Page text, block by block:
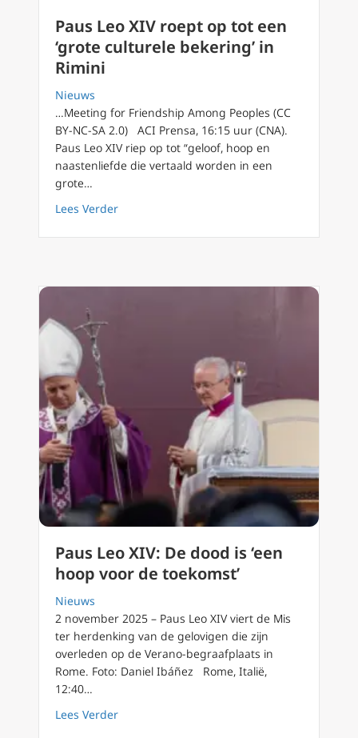
Paus Leo XIV roept op tot een
‘grote culturele bekering’ in
Rimini
Nieuws
…Meeting for Friendship Among Peoples (CC
BY-NC-SA 2.0) ACI Prensa, 16:15 uur (CNA).
Paus Leo XIV riep op tot “geloof, hoop en
naastenliefde die vertaald worden in een
grote…
Lees Verderabout Paus Leo XIV roept op tot een ‘grote
Paus Leo XIV: De dood is ‘een
hoop voor de toekomst’
Nieuws
2 november 2025 – Paus Leo XIV viert de Mis
ter herdenking van de gelovigen die zijn
overleden op de Verano-begraafplaats in
Rome. Foto: Daniel Ibáñez Rome, Italië,
12:40…
Lees Verderabout Paus Leo XIV: De dood is ‘een hoop